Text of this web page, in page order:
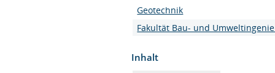
Geotechnik
Fakultät Bau- und
Inhalt